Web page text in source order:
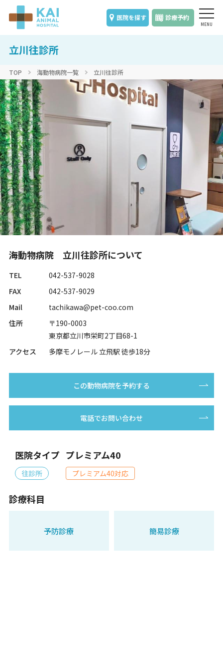
医院を探す 診療予約
立川往診所
TOP 海動物病院一覧 立川往診所
海動物病院 立川往診所について
TEL
042-537-9028
FAX
042-537-9029
Mail
tachikawa@pet-coo.com
住所
〒190-0003
東京都立川市栄町2丁目68-1
アクセス
多摩モノレール 立飛駅 徒歩18分
この動物病院を予約する
電話でお問い合わせ
医院タイプ
往診所
プレミアム40
プレミアム40対応
診療科目
予防診療 簡易診療